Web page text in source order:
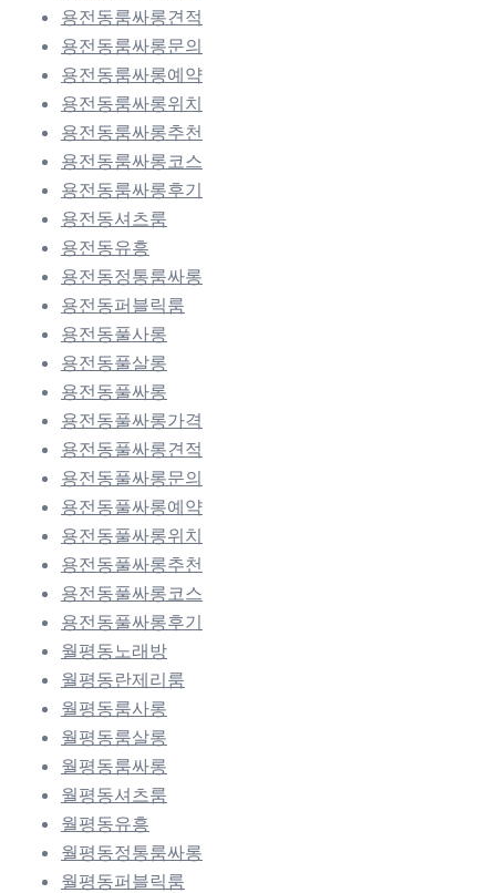
용전동룸싸롱견적
용전동룸싸롱문의
용전동룸싸롱예약
용전동룸싸롱위치
용전동룸싸롱추천
용전동룸싸롱코스
용전동룸싸롱후기
용전동셔츠룸
용전동유흥
용전동정통룸싸롱
용전동퍼블릭룸
용전동풀사롱
용전동풀살롱
용전동풀싸롱
용전동풀싸롱가격
용전동풀싸롱견적
용전동풀싸롱문의
용전동풀싸롱예약
용전동풀싸롱위치
용전동풀싸롱추천
용전동풀싸롱코스
용전동풀싸롱후기
월평동노래방
월평동란제리룸
월평동룸사롱
월평동룸살롱
월평동룸싸롱
월평동셔츠룸
월평동유흥
월평동정통룸싸롱
월평동퍼블릭룸